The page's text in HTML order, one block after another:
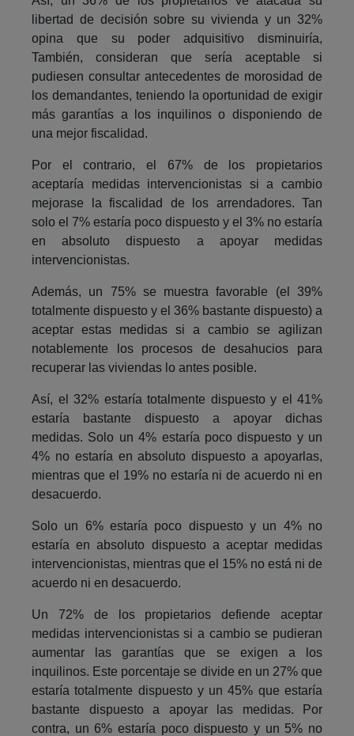
libertad de decisión sobre su vivienda y un 32%
opina que su poder adquisitivo disminuiría,
También, consideran que sería aceptable si
pudiesen consultar antecedentes de morosidad de
los demandantes, teniendo la oportunidad de exigir
más garantías a los inquilinos o disponiendo de
una mejor fiscalidad.
Por el contrario, el 67% de los propietarios
aceptaría medidas intervencionistas si a cambio
mejorase la fiscalidad de los arrendadores. Tan
solo el 7% estaría poco dispuesto y el 3% no estaría
en absoluto dispuesto a apoyar medidas
intervencionistas.
Además, un 75% se muestra favorable (el 39%
totalmente dispuesto y el 36% bastante dispuesto) a
aceptar estas medidas si a cambio se agilizan
notablemente los procesos de desahucios para
recuperar las viviendas lo antes posible.
Así, el 32% estaría totalmente dispuesto y el 41%
estaría bastante dispuesto a apoyar dichas
medidas. Solo un 4% estaría poco dispuesto y un
4% no estaría en absoluto dispuesto a apoyarlas,
mientras que el 19% no estaría ni de acuerdo ni en
desacuerdo.
Solo un 6% estaría poco dispuesto y un 4% no
estaría en absoluto dispuesto a aceptar medidas
intervencionistas, mientras que el 15% no está ni de
acuerdo ni en desacuerdo.
Un 72% de los propietarios defiende aceptar
medidas intervencionistas si a cambio se pudieran
aumentar las garantías que se exigen a los
inquilinos. Este porcentaje se divide en un 27% que
estaría totalmente dispuesto y un 45% que estaría
bastante dispuesto a apoyar las medidas. Por
contra, un 6% estaría poco dispuesto y un 5% no